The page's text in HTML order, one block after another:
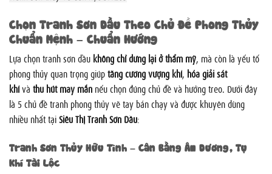
Chọn Tranh Sơn Dầu Theo Chủ Đề Phong Thủy
Chuẩn Mệnh – Chuẩn Hướng
Lựa chọn tranh sơn dầu không chỉ dừng lại ở thẩm mỹ, mà còn là yếu tố
phong thủy quan trọng giúptăng cường vượng khí, hóa giải sát
khívà thu hút may mắn nếu chọn đúng chủ đề và hướng treo. Dưới đây
là 5 chủ đề tranh phong thủy vẽ tay bán chạy và được khuyên dùng
nhiều nhất tạiSiêu Thị Tranh Sơn Dầu:
Tranh Sơn Thủy Hữu Tình – Cân Bằng Âm Dương, Tụ
Khí Tài Lộc